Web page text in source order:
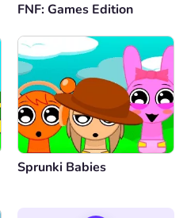
FNF: Games Edition
Sprunki Babies